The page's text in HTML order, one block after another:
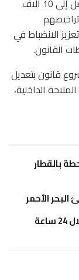
أقرت الحكومة تعديلًا تشريعيًا يفرض غرامات تصل إلى 10 آلاف
الانضباط في
القانون.
قانون بتعديل
رقم (10) لسنة 1956 بشأن الملاحة الداخلية،
حق الامتياز الإعلانى لـ12 محطة بالقطار